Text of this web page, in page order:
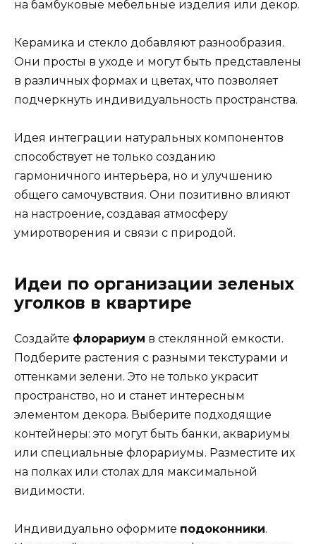
на бамбуковые мебельные изделия или декор.
Керамика и стекло добавляют разнообразия.
Они просты в уходе и могут быть представлены
в различных формах и цветах, что позволяет
подчеркнуть индивидуальность пространства.
Идея интеграции натуральных компонентов
способствует не только созданию
гармоничного интерьера, но и улучшению
общего самочувствия. Они позитивно влияют
на настроение, создавая атмосферу
умиротворения и связи с природой.
Идеи по организации зеленых
уголков в квартире
Создайте флорариум в стеклянной емкости.
Подберите растения с разными текстурами и
оттенками зелени. Это не только украсит
пространство, но и станет интересным
элементом декора. Выберите подходящие
контейнеры: это могут быть банки, аквариумы
или специальные флорариумы. Разместите их
на полках или столах для максимальной
видимости.
Индивидуально оформите подоконники.